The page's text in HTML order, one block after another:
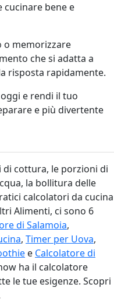
bene e
o memorizzare
che si adatta a
risposta rapidamente.
e rendi il tuo
e più divertente
di cottura, le porzioni di
la bollitura delle
calcolatori da cucina
Alimenti, ci sono 6
di Salamoia,
, Timer per Uova,
e Calcolatore di
ha il calcolatore
le tue esigenze. Scopri